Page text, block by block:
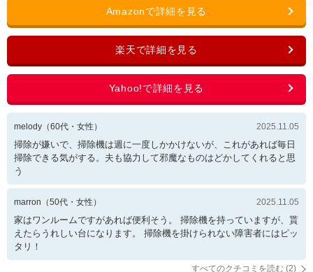
melody （60代・ 女性 ） 2025.11.05
掃除が嫌いで、掃除機は週に一度しかかけないが、これがあれば毎日
掃除できる気がする。夫も協力して邪魔なものはどかしてくれると思
う
marron （50代・ 女性 ） 2025.11.05
家はワンルームですがあれば便利そう。 掃除機を持っていますが、貰
えたらうれしい台になります。 掃除機を掛けられない障害者にはピッ
タリ！
すべてのクチコミを読む (2)